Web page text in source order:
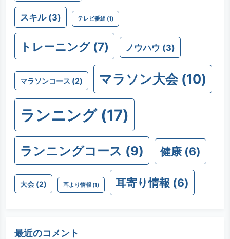
スキル(3) テレビ番組 (1)
トレーニング(7) ノウハウ (3)
マラソンコース (2) マラソン大会(10)
ランニング(17)
ランニングコース (9) 健康(6)
大会(2) 耳より情報 (1) 耳寄り情報 (6)
最近のコメント